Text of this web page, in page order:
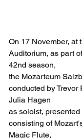
On 17 November, at
Auditorium, as part
42nd season,
the Mozarteum
conducted by Trevor
Julia Hagen
as soloist,
consisting of
Magic Flute,